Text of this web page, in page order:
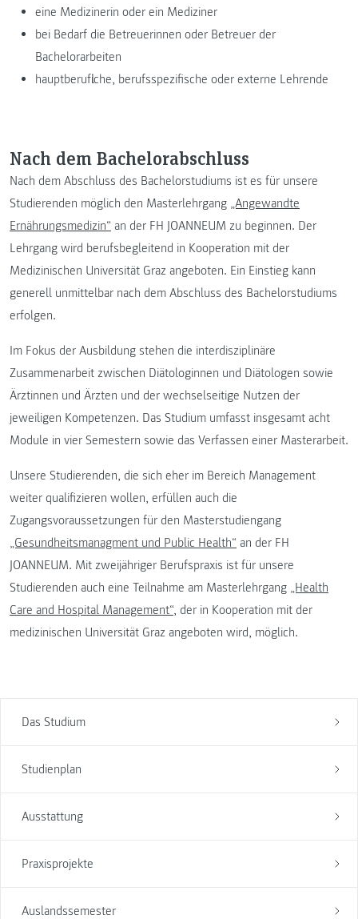
Das Studium
Studienplan
Ausstattung
Praxisprojekte
Auslandssemester
eine Medizinerin oder ein Mediziner
bei Bedarf die Betreuerinnen oder Betreuer der
Bachelorarbeiten
hauptberufliche, berufsspezifische oder externe Lehrende
Nach dem Bachelorabschluss
Nach dem Abschluss des Bachelorstudiums ist es für unsere
Studierenden möglich den Masterlehrgang „Angewandte
Ernährungsmedizin“ an der FH JOANNEUM zu beginnen. Der
Lehrgang wird berufsbegleitend in Kooperation mit der
Medizinischen Universität Graz angeboten. Ein Einstieg kann
generell unmittelbar nach dem Abschluss des Bachelorstudiums
erfolgen.
Im Fokus der Ausbildung stehen die interdisziplinäre
Zusammenarbeit zwischen Diätologinnen und Diätologen sowie
Ärztinnen und Ärzten und der wechselseitige Nutzen der
jeweiligen Kompetenzen. Das Studium umfasst insgesamt acht
Module in vier Semestern sowie das Verfassen einer Masterarbeit.
Unsere Studierenden, die sich eher im Bereich Management
weiter qualifizieren wollen, erfüllen auch die
Zugangsvoraussetzungen für den Masterstudiengang
„Gesundheitsmanagment und Public Health“ an der FH
JOANNEUM. Mit zweijähriger Berufspraxis ist für unsere
Studierenden auch eine Teilnahme am Masterlehrgang „Health
Care and Hospital Management“, der in Kooperation mit der
medizinischen Universität Graz angeboten wird, möglich.